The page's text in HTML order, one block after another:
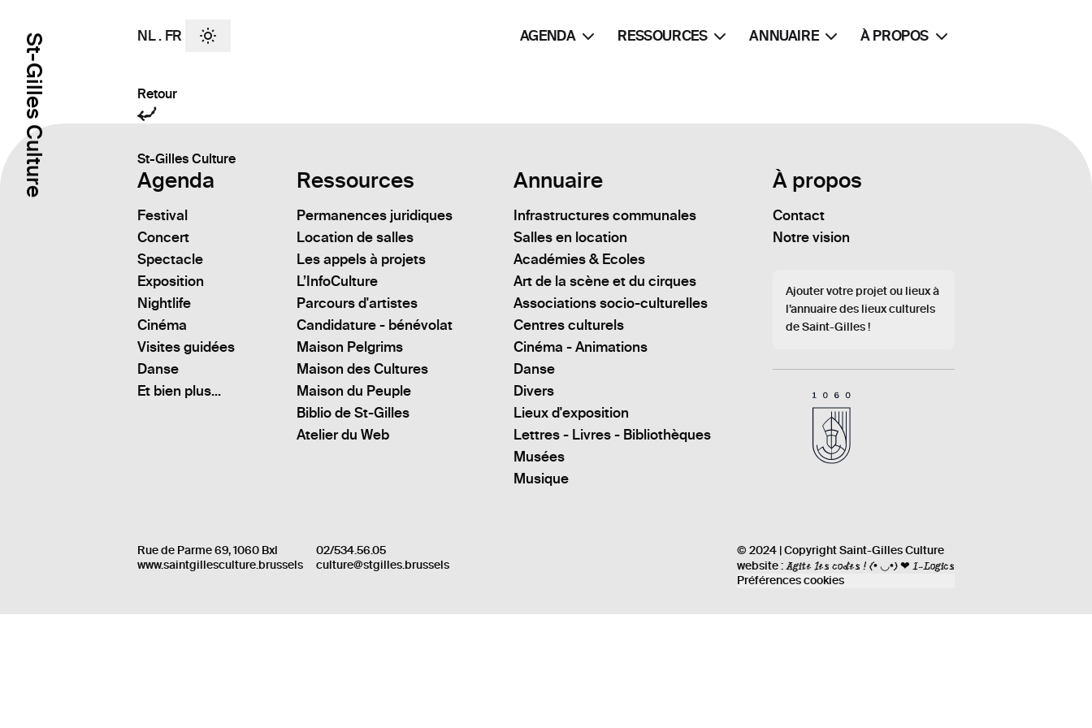
St-Gilles Culture NL . FR AGENDA RESSOURCES ANNUAIRE À PROPOS
Retour
St-Gilles Culture
Agenda
Festival
Concert
Spectacle
Exposition
Nightlife
Cinéma
Visites guidées
Danse
Et bien plus...
Ressources
Permanences juridiques
Location de salles
Les appels à projets
L’InfoCulture
Parcours d'artistes
Candidature - bénévolat
Maison Pelgrims
Maison des Cultures
Maison du Peuple
Biblio de St-Gilles
Atelier du Web
Annuaire
Infrastructures communales
Salles en location
Académies & Ecoles
Art de la scène et du cirques
Associations socio-culturelles
Centres culturels
Cinéma - Animations
Danse
Divers
Lieux d'exposition
Lettres - Livres - Bibliothèques
Musées
Musique
À propos
Contact
Notre vision
Ajouter votre projet ou lieux à
l’annuaire des lieux culturels
de Saint-Gilles !
Rue de Parme 69, 1060 Bxl
www.saintgillesculture.brussels
02/534.56.05
culture@stgilles.brussels
© 2024 | Copyright Saint-Gilles Culture
website :Agite les codes ! (• ◡•) ❤ I-Logics
Préférences cookies